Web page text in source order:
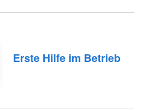
Erste Hilfe im Betrieb